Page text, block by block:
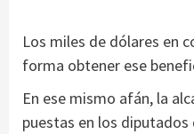
Los miles de dólares en
forma obtener ese
En ese mismo afán, la
puestas en los diputados